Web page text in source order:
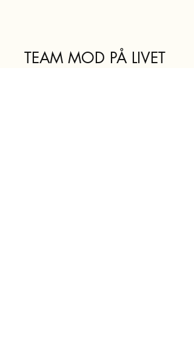
TEAM MOD PÅ LIVET